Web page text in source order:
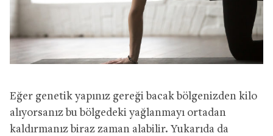
Eğer genetik yapınız gereği bacak bölgenizden kilo
alıyorsanız bu bölgedeki yağlanmayı ortadan
kaldırmanız biraz zaman alabilir. Yukarıda da